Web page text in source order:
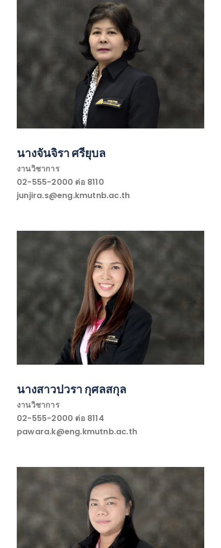
นางจันจิรา ศรียุบล
งานวิชาการ
02-555-2000 ต่อ 8110
junjira.s@eng.kmutnb.ac.th
นางสาวปวรา กุศลสกุล
งานวิชาการ
02-555-2000 ต่อ 8114
pawara.k@eng.kmutnb.ac.th